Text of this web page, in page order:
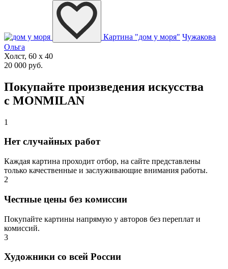
Картина "дом у моря" Чужакова
Ольга
Холст, 60 x 40
20 000 руб.
Покупайте произведения искусства
с MONMILAN
1
Нет случайных работ
Каждая картина проходит отбор, на сайте представлены
только качественные и заслуживающие внимания работы.
2
Честные цены без комиссии
Покупайте картины напрямую у авторов без переплат и
комиссий.
3
Художники со всей России